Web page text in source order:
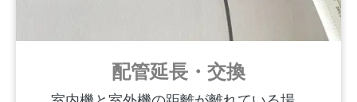
配管延長・交換